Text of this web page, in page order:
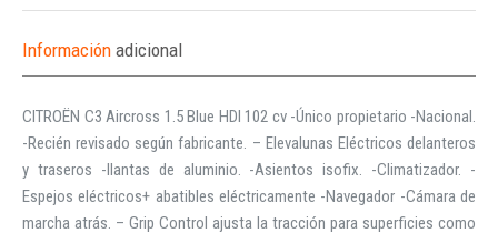
Información adicional
CITROËN C3 Aircross 1.5 Blue HDI 102 cv -Único propietario -Nacional.
-Recién revisado según fabricante. – Elevalunas Eléctricos delanteros
y traseros -llantas de aluminio. -Asientos isofix. -Climatizador. -
Espejos eléctricos+ abatibles eléctricamente -Navegador -Cámara de
marcha atrás. – Grip Control ajusta la tracción para superficies como